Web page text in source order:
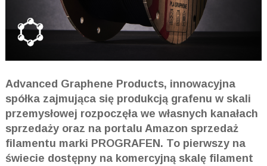
Advanced Graphene Products, innowacyjna
spółka zajmująca się produkcją grafenu w skali
przemysłowej rozpoczęła we własnych kanałach
sprzedaży oraz na portalu Amazon sprzedaż
filamentu marki PROGRAFEN. To pierwszy na
świecie dostępny na komercyjną skalę filament